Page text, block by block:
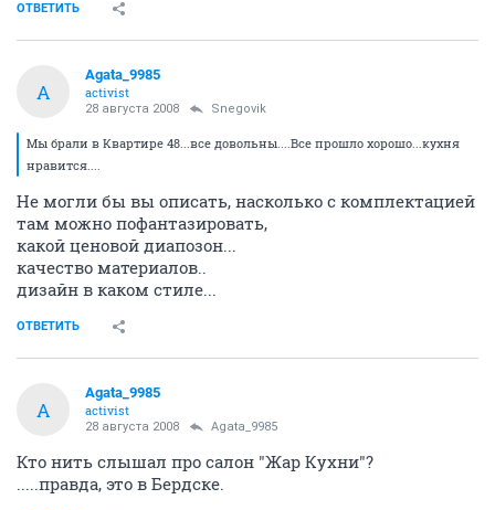
ОТВЕТИТЬ
A
Agata_9985
activist
28 августа 2008 Snegovik
Мы брали в Квартире 48...все довольны....Все прошло хорошо...кухня
нравится....
Не могли бы вы описать, насколько с комплектацией
там можно пофантазировать,
какой ценовой диапозон...
качество материалов..
дизайн в каком стиле...
ОТВЕТИТЬ
A
Agata_9985
activist
28 августа 2008 Agata_9985
Кто нить слышал про салон "Жар Кухни"?
.....правда, это в Бердске.